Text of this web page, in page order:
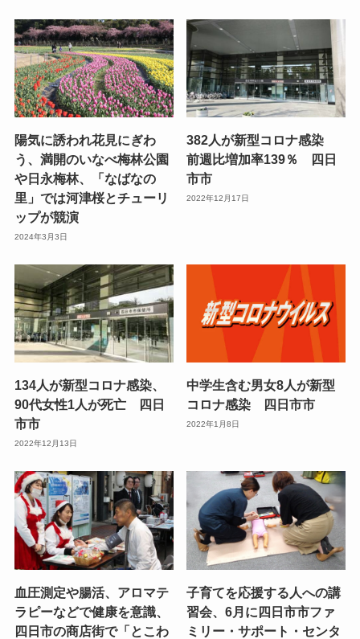
陽気に誘われ花見にぎわ
う、満開のいなべ梅林公園
や日永梅林、「なばなの
里」では河津桜とチューリ
ップが競演
2024年3月3日
382人が新型コロナ感染
前週比増加率139％ 四日
市市
2022年12月17日
134人が新型コロナ感染、
90代女性1人が死亡 四日
市市
2022年12月13日
中学生含む男女8人が新型
コロナ感染 四日市市
2022年1月8日
血圧測定や腸活、アロマテ
ラピーなどで健康を意識、
四日市の商店街で「とこわ
子育てを応援する人への講
習会、6月に四日市市ファ
ミリー・サポート・センタ